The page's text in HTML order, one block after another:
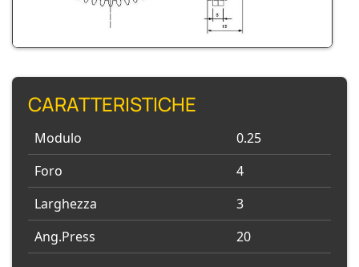
CARATTERISTICHE
Modulo
0.25
Foro
4
Larghezza
3
Ang.Press
20